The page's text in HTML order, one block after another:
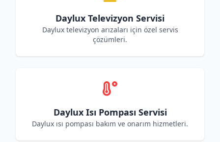
Daylux Televizyon Servisi
Daylux televizyon arızaları için özel servis
çözümleri.
Daylux Isı Pompası Servisi
Daylux ısı pompası bakım ve onarım hizmetleri.